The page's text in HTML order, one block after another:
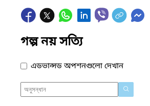
গল্প নয় সত্যি
এডভান্সড অপশনগুলো দেখান